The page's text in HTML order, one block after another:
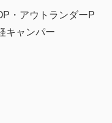
・アウトランダーP
キャンパー